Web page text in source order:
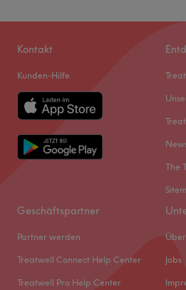
Was unsere Kunden über Tani
Professionell 24 Gründlich 23
Kontakt
Kunden-Hilfe
The
Geschäftspartner
Partner werden
Treatwell Connect Help Center
Treatwell Pro Help Center
Jobs